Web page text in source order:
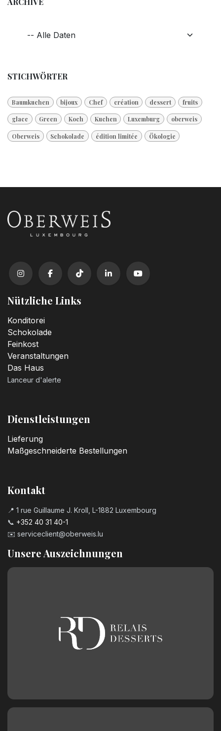
STICHWÖRTER
Baumkuchen bijoux Chef création dessert fruits
glace Green Koch Kuchen Luxemburg oberweis
Oberweis Schokolade édition limitée Ökologie
Nützliche Links
Konditorei
Schokolade
Feinkost
Veranstaltungen
Das Haus
Lanceur d'alerte
Dienstleistungen
Lieferung
Maßgeschneiderte Bestellungen
Kontakt
📍 1 rue Guillaume J. Kroll, L-1882 Luxembourg
📞 +352 40 31 40-1
✉️ serviceclient@oberweis.lu
Unsere Auszeichnungen